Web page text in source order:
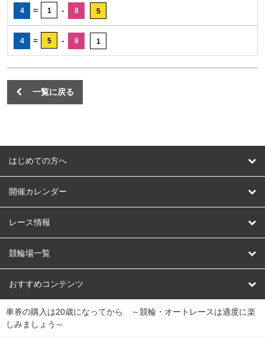
4 = 1 - 8 5
4 = 5 - 8 1
一覧に戻る
はじめての方へ
はじめての方へ
開催カレンダー
競輪
オートレース
競輪くじ
Dokanto!
レース情報
レース予想
レース結果
キャリーオーバー一覧
競輪場一覧
北日本 函館競輪場
関
東
弥彦競輪場 前橋競輪場 取手競輪場 宇都宮競輪場
おすすめコンテンツ
競輪選手情報
車券の購入は20歳になってから ～競輪・オートレースは適度に楽
しみましょう～